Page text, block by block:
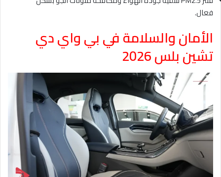
فعال.
الأمان والسلامة في بي واي دي
تشين بلس 2026